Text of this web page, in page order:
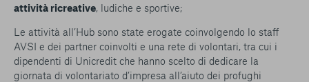
attività ricreative, ludiche e sportive;
Le attività all’Hub sono state erogate coinvolgendo lo staff
AVSI e dei partner coinvolti e una rete di volontari, tra cui i
dipendenti di Unicredit che hanno scelto di dedicare la
giornata di volontariato d’impresa all’aiuto dei profughi